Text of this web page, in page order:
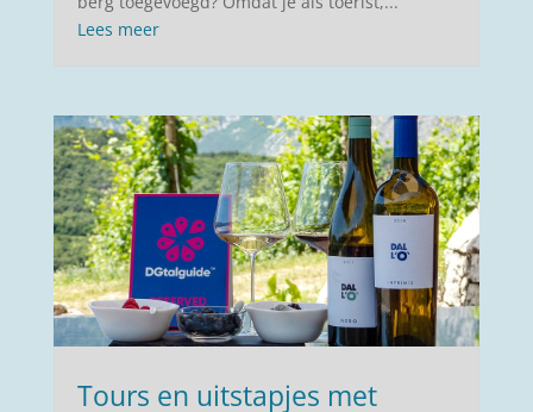
Lees meer
Tours en uitstapjes met